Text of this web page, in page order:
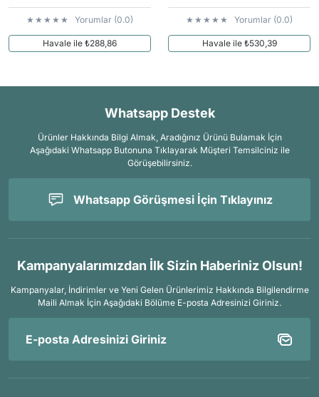
Yorumlar (0.0)
Havale ile ₺288,86
Yorumlar (0.0)
Havale ile ₺530,39
Whatsapp Destek
Ürünler Hakkında Bilgi Almak, Aradığınız Ürünü Bulamak İçin
Aşağıdaki Whatsapp Butonuna Tıklayarak Müşteri Temsilciniz ile
Görüşebilirsiniz.
Whatsapp Görüşmesi İçin Tıklayınız
Kampanyalarımızdan İlk Sizin Haberiniz Olsun!
Kampanyalar, İndirimler ve Yeni Gelen Ürünlerimiz Hakkında Bilgilendirme
Maili Almak İçin Aşağıdaki Bölüme E-posta Adresinizi Giriniz.